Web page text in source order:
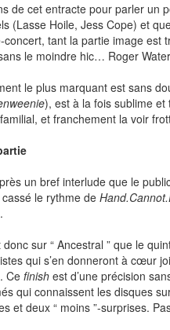
de cet entracte pour parler un
(Lasse Hoile, Jess Cope) et
concert, tant la partie image est
le moindre hic… Roger
le plus marquant est sans
), est à la fois sublime et
et franchement la voir
un bref interlude que le
le rythme de
donc sur “ Ancestral ” que le
qui s’en donneront à cœur
Ce finish est d’une précision
qui connaissent les disques
et deux “ moins ”-surprises.